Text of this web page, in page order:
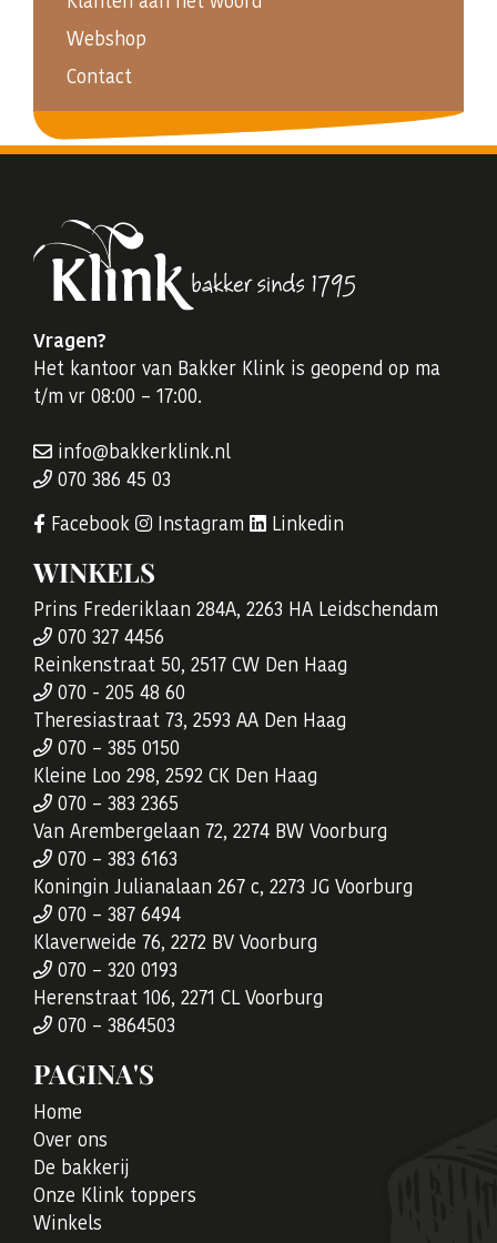
Webshop
Contact
Vragen?
Het kantoor van Bakker Klink is geopend op ma
t/m vr 08:00 – 17:00.
info@bakkerklink.nl
070 386 45 03
Facebook
Instagram Linkedin
WINKELS
Prins Frederiklaan 284A, 2263 HA Leidschendam
070 327 4456
Reinkenstraat 50, 2517 CW Den Haag
070 - 205 48 60
Theresiastraat 73, 2593 AA Den Haag
070 – 385 0150
Kleine Loo 298, 2592 CK Den Haag
070 – 383 2365
Van Arembergelaan 72, 2274 BW Voorburg
070 – 383 6163
Koningin Julianalaan 267 c, 2273 JG Voorburg
070 – 387 6494
Klaverweide 76, 2272 BV Voorburg
070 – 320 0193
Herenstraat 106, 2271 CL Voorburg
070 – 3864503
PAGINA'S
Home
Over ons
De bakkerij
Onze Klink toppers
Winkels